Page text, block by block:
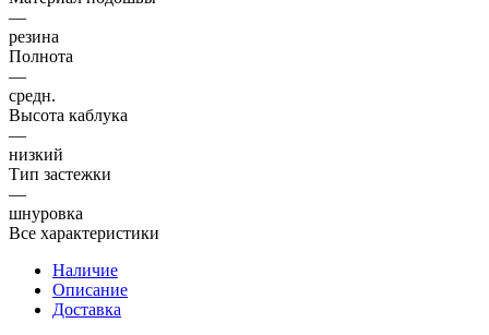
—
резина
Полнота
—
средн.
Высота каблука
—
низкий
Тип застежки
—
шнуровка
Все характеристики
Наличие
Описание
Доставка